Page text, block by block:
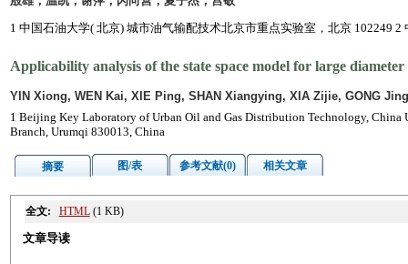
1 中国石油大学( 北京) 城市油气输配技术北京市重点实验室，北京 102249
Applicability analysis of the state space model for large
YIN Xiong, WEN Kai, XIE Ping, SHAN Xiangying, XIA Zijie, GONG Jing
1 Beijing Key Laboratory of Urban Oil and Gas Distribution Technology,
Branch, Urumqi 830013, China
摘要 图/表 参考文献(0) 相关文章
全文: HTML(1 KB)
文章导读